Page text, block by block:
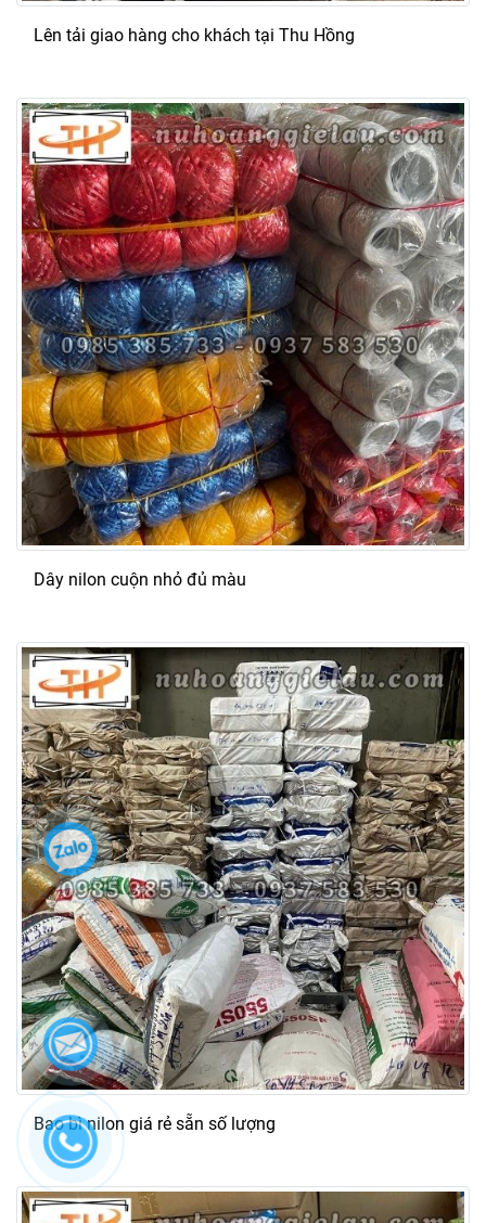
Lên tải giao hàng cho khách tại Thu Hồng
Dây nilon cuộn nhỏ đủ màu
Bao bì nilon giá rẻ sẵn số lượng